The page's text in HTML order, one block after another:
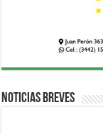
Noticias breves